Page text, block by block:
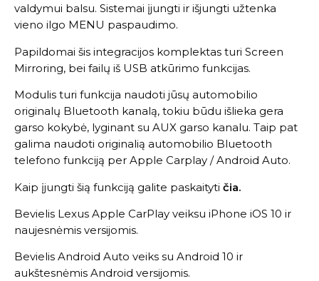
valdymui balsu. Sistemai įjungti ir išjungti užtenka
vieno ilgo MENU paspaudimo.
Papildomai šis integracijos komplektas turi Screen
Mirroring, bei failų iš USB atkūrimo funkcijas.
Modulis turi funkcija naudoti jūsų automobilio
originalų Bluetooth kanalą, tokiu būdu išlieka gera
garso kokybė, lyginant su AUX garso kanalu. Taip pat
galima naudoti originalią automobilio Bluetooth
telefono funkciją per Apple Carplay / Android Auto.
Kaip įjungti šią funkciją galite paskaityti čia.
Bevielis Lexus Apple CarPlay veiksu iPhone iOS 10 ir
naujesnėmis versijomis.
Bevielis Android Auto veiks su Android 10 ir
aukštesnėmis Android versijomis.